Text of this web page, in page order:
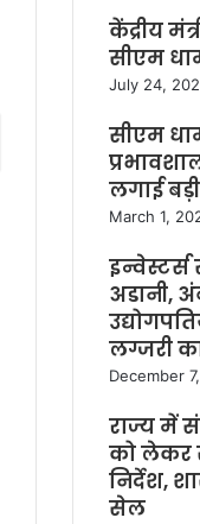
केंद्रीय
सीएम
July 24,
सीएम
लगाई
March 1,
अडानी,
लग्जरी
December
राज्य में
को लेकर
निर्देश,
सेल